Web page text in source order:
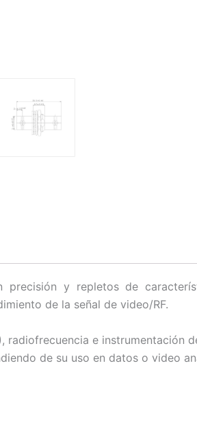
y repletos de
de la señal de video/RF.
radiofrecuencia e instrumentación
de su uso en datos o video